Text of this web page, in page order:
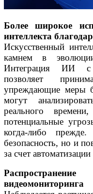
Более широкое
интеллекта
Искусственный
камнем в
Интеграция ИИ с
позволяет
упреждающие меры
могут
реального
потенциальные
когда-либо
безопасность, но и
за счет
видеомониторинга